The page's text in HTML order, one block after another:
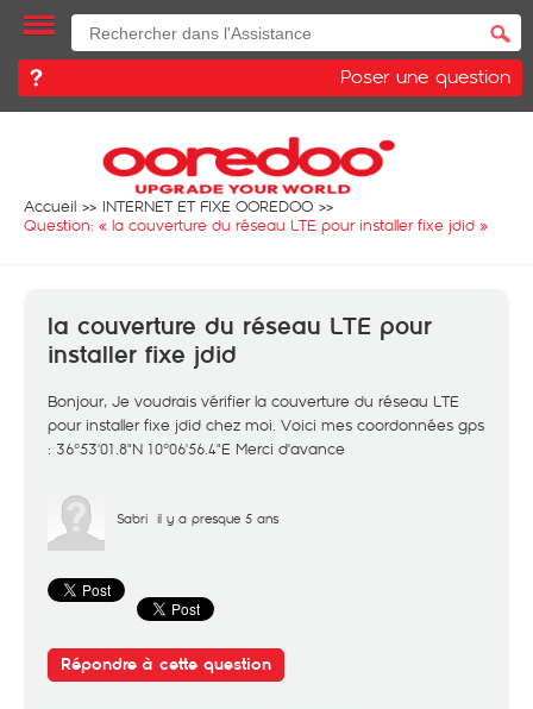
Poser une question
Accueil
INTERNET ET FIXE OOREDOO
Question: « la couverture du réseau LTE pour installer fixe jdid »
la couverture du réseau LTE pour
installer fixe jdid
Bonjour, Je voudrais vérifier la couverture du réseau LTE
pour installer fixe jdid chez moi. Voici mes coordonnées gps
: 36°53'01.8"N 10°06'56.4"E Merci d'avance
Sabri il y a presque 5 ans
Répondre à cette question